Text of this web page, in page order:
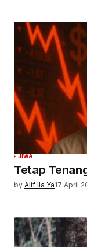
JIWA
Tetap
by Alif Ila Ya17 April